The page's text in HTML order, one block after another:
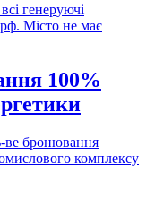
генеруючі
Місто не має
100%
ве бронювання
комплексу